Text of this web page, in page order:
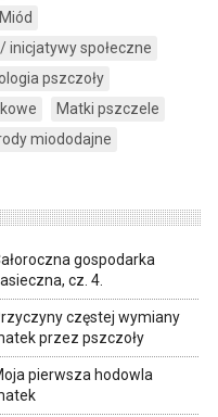
Miód
inicjatywy społeczne
pszczoły
Matki pszczele
miododajne
gospodarka
cz. 4.
częstej wymiany
przez pszczoły
pierwsza hodowla